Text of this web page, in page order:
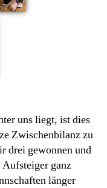
uns liegt, ist dies
Zwischenbilanz zu
drei gewonnen und
ganz
länger